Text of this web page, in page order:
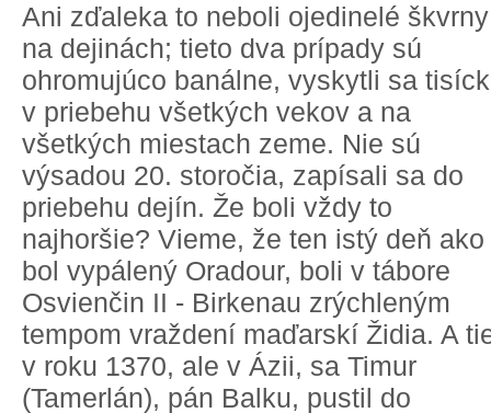
Ani zďaleka to neboli ojedinelé škvrny
na dejinách; tieto dva prípady sú
ohromujúco banálne, vyskytli sa
v priebehu všetkých vekov a na
všetkých miestach zeme. Nie sú
výsadou 20. storočia, zapísali sa do
priebehu dejín. Že boli vždy to
najhoršie? Vieme, že ten istý deň ako
bol vypálený Oradour, boli v tábore
Osvienčin II - Birkenau zrýchleným
tempom vraždení maďarskí Židia. A
v roku 1370, ale v Ázii, sa Timur
(Tamerlán), pán Balku, pustil do